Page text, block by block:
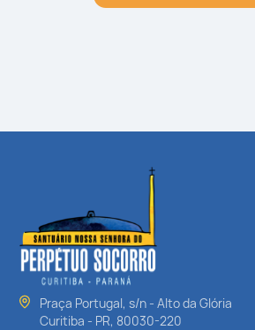
Praça Portugal, s/n - Alto da Glória
Curitiba - PR, 80030-220